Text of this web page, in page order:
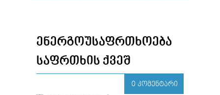
ᲔᲜᲔᲠᲒᲝᲣᲡᲐᲤᲠᲗᲮᲝᲔᲑᲐ
ᲡᲐᲤᲠᲗᲮᲘᲡ ᲥᲕᲔᲨ
0 ᲙᲝᲛᲔᲜᲢᲐᲠᲘ